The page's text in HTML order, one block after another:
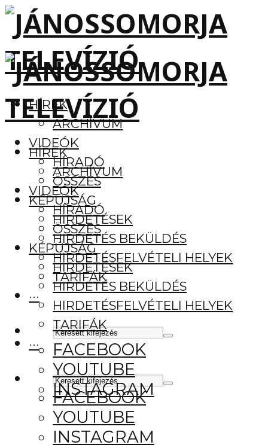
HÍREK
ARCHÍVUM
VIDEÓK
HÍRADÓ
ÖSSZES
KÉPÚJSÁG
HIRDETÉSEK
HIRDETÉS BEKÜLDÉS
HIRDETÉSFELVÉTELI HELYEK
TARIFÁK
···
FACEBOOK
YOUTUBE
INSTAGRAM
HÍREK
ARCHÍVUM
VIDEÓK
HÍRADÓ
ÖSSZES
KÉPÚJSÁG
HIRDETÉSEK
HIRDETÉS BEKÜLDÉS
HIRDETÉSFELVÉTELI HELYEK
TARIFÁK
···
FACEBOOK
YOUTUBE
INSTAGRAM